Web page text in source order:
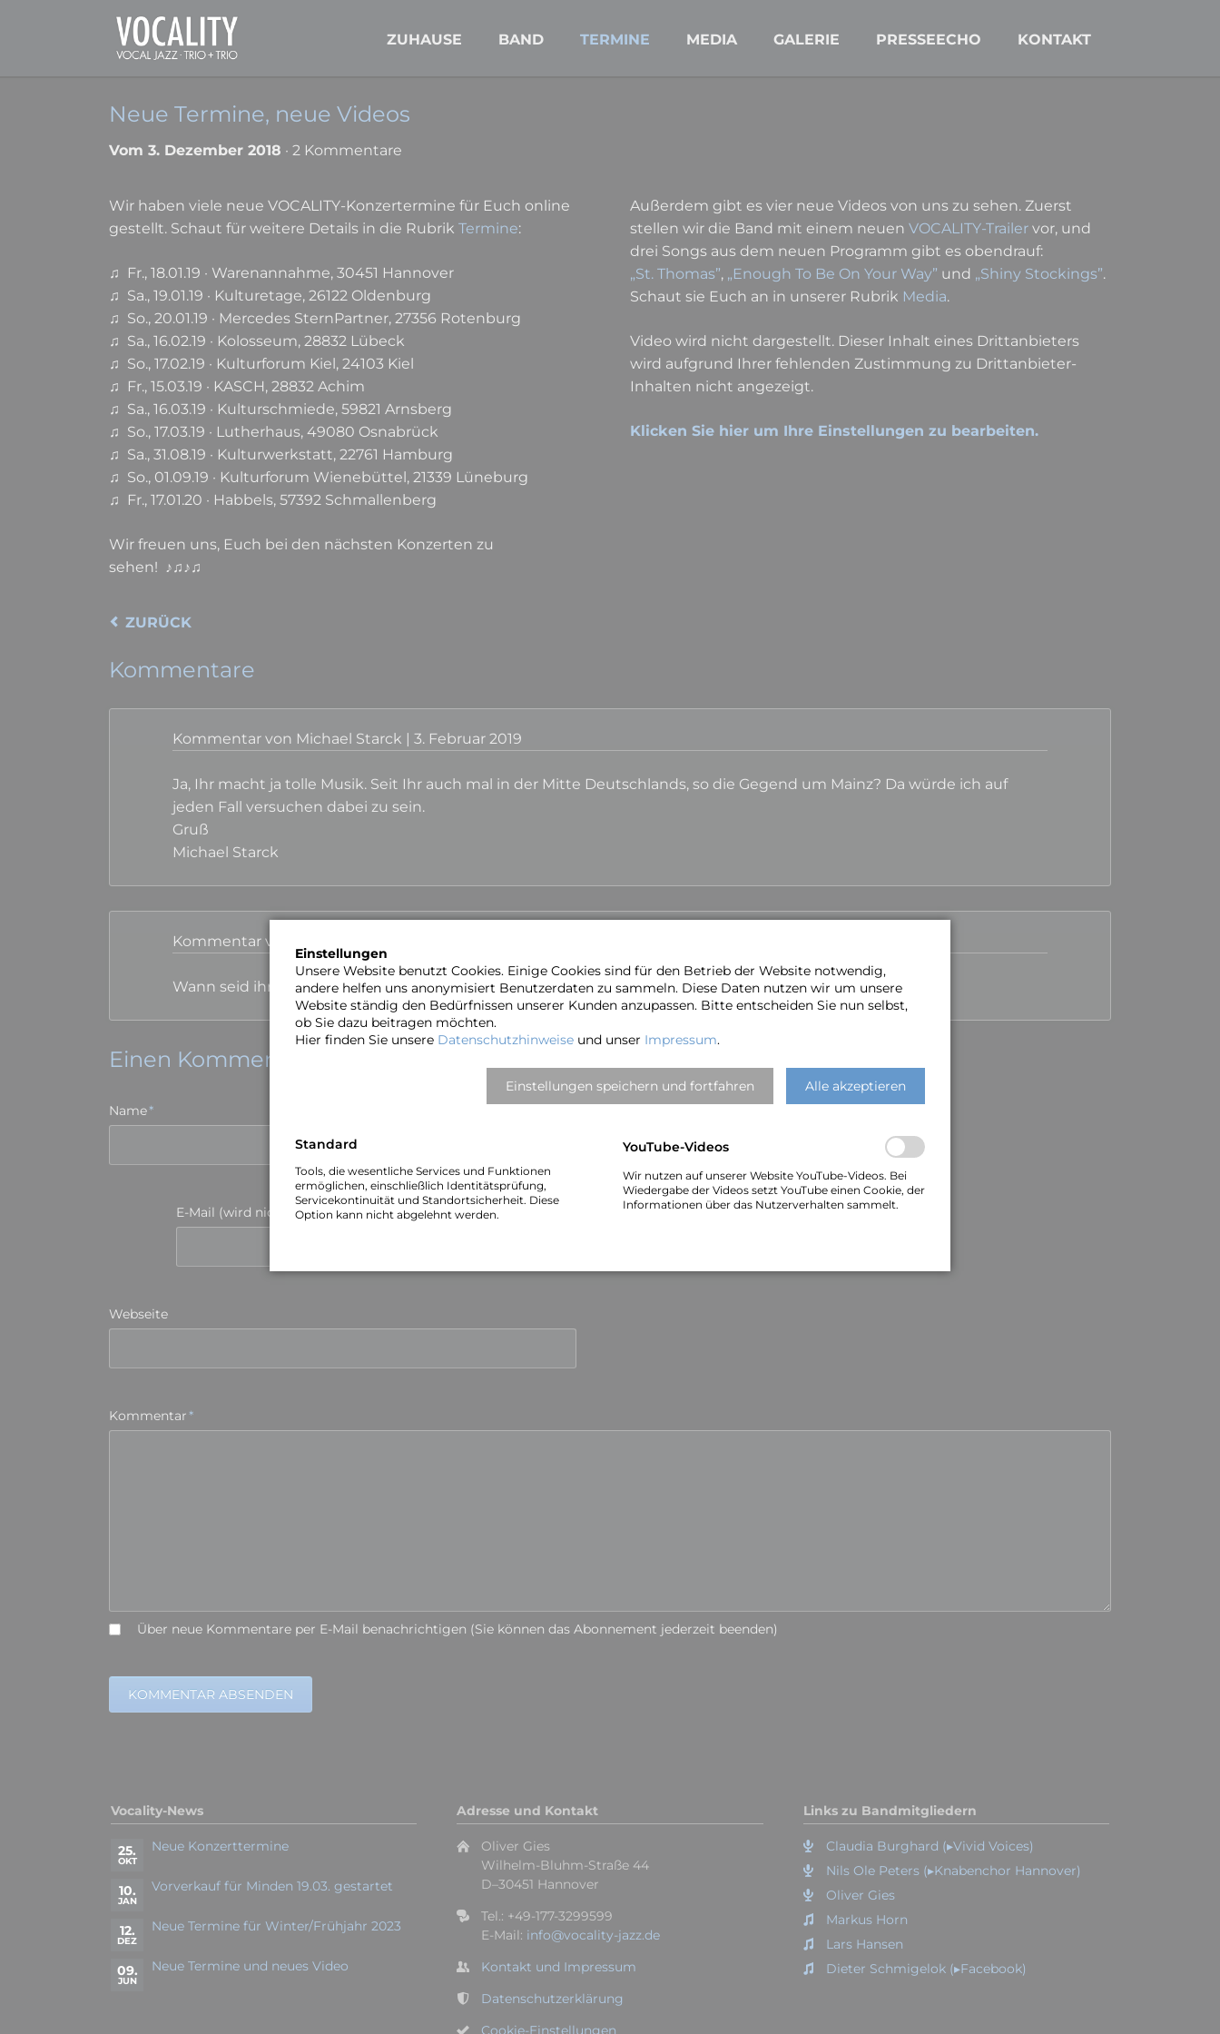
ZUHAUSE BAND TERMINE MEDIA GALERIE PRESSEECHO KONTAKT
Neue Termine, neue Videos
Vom 3. Dezember 2018 · 2 Kommentare
Wir haben viele neue VOCALITY-Konzertermine für Euch online
gestellt. Schaut für weitere Details in die RubrikTermine:
♫ Fr., 18.01.19 · Warenannahme, 30451 Hannover
♫ Sa., 19.01.19 · Kulturetage, 26122 Oldenburg
♫ So., 20.01.19 · Mercedes SternPartner, 27356 Rotenburg
♫ Sa., 16.02.19 · Kolosseum, 28832 Lübeck
♫ So., 17.02.19 · Kulturforum Kiel, 24103 Kiel
♫ Fr., 15.03.19 · KASCH, 28832 Achim
♫ Sa., 16.03.19 · Kulturschmiede, 59821 Arnsberg
♫ So., 17.03.19 · Lutherhaus, 49080 Osnabrück
♫ Sa., 31.08.19 · Kulturwerkstatt, 22761 Hamburg
♫ So., 01.09.19 · Kulturforum Wienebüttel, 21339 Lüneburg
♫ Fr., 17.01.20 · Habbels, 57392 Schmallenberg
Wir freuen uns, Euch bei den nächsten Konzerten zu
sehen! ♪♫♪♫
Außerdem gibt es vier neue Videos von uns zu sehen. Zuerst
stellen wir die Band mit einem neuenVOCALITY-Trailer vor, und
drei Songs aus dem neuen Programm gibt es obendrauf:
„St. Thomas”, „Enough To Be On Your Way” und „Shiny Stockings”.
Schaut sie Euch an in unserer Rubrik Media.
Video wird nicht dargestellt. Dieser Inhalt eines Drittanbieters
wird aufgrund Ihrer fehlenden Zustimmung zu Drittanbieter-
Inhalten nicht angezeigt.
Klicken Sie hier um Ihre Einstellungen zu bearbeiten.
ZURÜCK
Kommentare
Kommentar von Michael Starck |3. Februar 2019
Ja, Ihr macht ja tolle Musik. Seit Ihr auch mal in der Mitte Deutschlands, so die Gegend um Mainz? Da würde ich auf
jeden Fall versuchen dabei zu sein.
Gruß
Michael Starck
Kommentar von Christian |
Wann seid ihr denn mal in Wien?
Einen Kommentar schreiben
Pflichtfeld
Name*
Pflichtfeld
E-Mail (wird nicht veröffentlicht)*
Webseite
Pflichtfeld
Kommentar*
Über neue Kommentare per E-Mail benachrichtigen (Sie können das Abonnement jederzeit beenden)
KOMMENTAR ABSENDEN
Vocality-News
25.
OKT
Neue Konzerttermine
10.
JAN
Vorverkauf für Minden 19.03. gestartet
12.
DEZ
Neue Termine für Winter/Frühjahr 2023
09.
JUN
Neue Termine und neues Video
Adresse und Kontakt
Oliver Gies
Wilhelm-Bluhm-Straße 44
D–30451 Hannover
Tel.: +49-177-3299599
E-Mail: info@vocality-jazz.de
Kontakt und Impressum
Datenschutzerklärung
Cookie-Einstellungen
Links zu Bandmitgliedern
Claudia Burghard (▸Vivid Voices)
Nils Ole Peters (▸Knabenchor Hannover)
Oliver Gies
Markus Horn
Lars Hansen
Dieter Schmigelok (▸Facebook)
Einstellungen
Unsere Website benutzt Cookies. Einige Cookies sind für den Betrieb der Website notwendig,
andere helfen uns anonymisiert Benutzerdaten zu sammeln. Diese Daten nutzen wir um unsere
Website ständig den Bedürfnissen unserer Kunden anzupassen. Bitte entscheiden Sie nun selbst,
ob Sie dazu beitragen möchten.
Hier finden Sie unsere Datenschutzhinweise und unser Impressum.
Einstellungen speichern und fortfahren Alle akzeptieren
Standard
Tools, die wesentliche Services und Funktionen
ermöglichen, einschließlich Identitätsprüfung,
Servicekontinuität und Standortsicherheit. Diese
Option kann nicht abgelehnt werden.
YouTube-Videos
Wir nutzen auf unserer Website YouTube-Videos. Bei
Wiedergabe der Videos setzt YouTube einen Cookie, der
Informationen über das Nutzerverhalten sammelt.